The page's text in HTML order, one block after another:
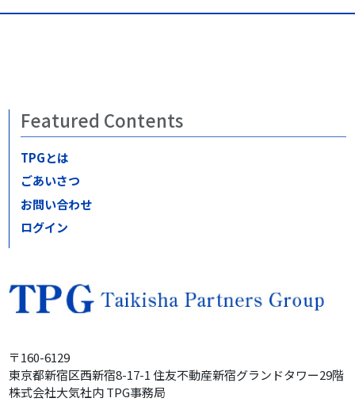
〒160-6129
東京都新宿区西新宿8-17-1 住友不動産新宿グランドタワー29階
株式会社大気社内TPG事務局
Featured Contents
TPGとは
ごあいさつ
お問い合わせ
ログイン